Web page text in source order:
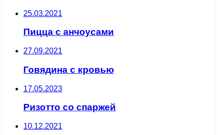
25.03.2021
Пицца с анчоусами
27.09.2021
Говядина с кровью
17.05.2023
Ризотто со спаржей
10.12.2021